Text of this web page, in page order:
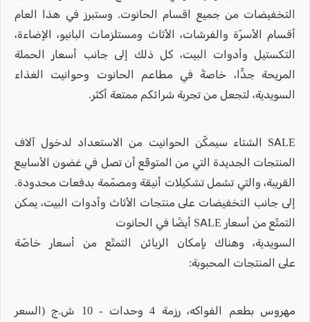
التخفيضات من جميع اقسام الحانوت. وستبرز في هذا العام
أقسام الأسرّة والفرشات، الأثاث ومستلزمات البانيو، الإضاءة،
التكستيل وأدوات البيت، كل ذلك إلى جانب أسعار الحملة
المريحة جدًّا، خاصةً في مطاعم الحانوت وحوانيت الغذاء
السويدية، لتجعل من تجربة شرائكم ممتعة أكثر.
SALE الشتاء سيمكّن الحوانيت من الاستعداد لدخول آلاف
المنتجات الجديدة التي من المتوقّع أن تصل في غضون الأسابيع
القريبة، والتي تشمل تشكيلات أنيقة ومصمّمة بدفعات محدودة.
إلى جانب التخفيضات على منتجات الأثاث وأدوات البيت، يمكن
التمتّع من أسعار SALE أيضًا في الحانوت
السويدية، وهناك بإمكان الزبائن التمتّع من أسعار خاصّة
على المنتجات المحبوبة:
مهروس بطعم الفواكه، رزمة 4 وحدات - 10 ش.ج (السعر